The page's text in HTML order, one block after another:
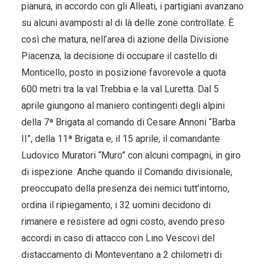
pianura, in accordo con gli Alleati, i partigiani avanzano
su alcuni avamposti al di là delle zone controllate. È
così che matura, nell’area di azione della Divisione
Piacenza, la decisione di occupare il castello di
Monticello, posto in posizione favorevole a quota
600 metri tra la val Trebbia e la val Luretta. Dal 5
aprile giungono al maniero contingenti degli alpini
della 7ª Brigata al comando di Cesare Annoni “Barba
II”, della 11ª Brigata e, il 15 aprile, il comandante
Ludovico Muratori “Muro” con alcuni compagni, in giro
di ispezione. Anche quando il Comando divisionale,
preoccupato della presenza dei nemici tutt’intorno,
ordina il ripiegamento, i 32 uomini decidono di
rimanere e resistere ad ogni costo, avendo preso
accordi in caso di attacco con Lino Vescovi del
distaccamento di Monteventano a 2 chilometri di